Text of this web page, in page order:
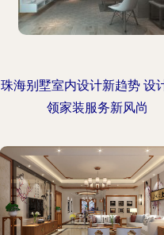
珠海别墅室内设计新趋势 设
领家装服务新风尚